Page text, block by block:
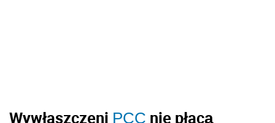
Wywłaszczeni PCC nie płacą